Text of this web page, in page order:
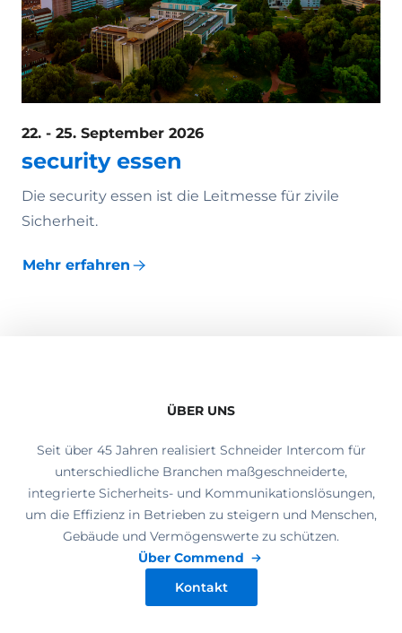
22. - 25. September 2026
security essen
Die security essen ist die Leitmesse für zivile
Sicherheit.
Mehr erfahren
ÜBER UNS
Seit über 45 Jahren realisiert Schneider Intercom für
unterschiedliche Branchen maßgeschneiderte,
integrierte Sicherheits- und Kommunikationslösungen,
um die Effizienz in Betrieben zu steigern und Menschen,
Gebäude und Vermögenswerte zu schützen.
Über Commend
Kontakt